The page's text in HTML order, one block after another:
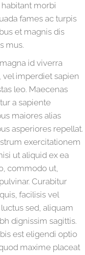
morbi
fames ac turpis
et magnis dis
mus.
id viverra
imperdiet sapien
leo. Maecenas
a sapiente
maiores alias
asperiores repellat.
exercitationem
ut aliquid ex ea
commodo ut,
Curabitur
facilisis vel
sed, aliquam
dignissim sagittis.
est eligendi optio
maxime placeat